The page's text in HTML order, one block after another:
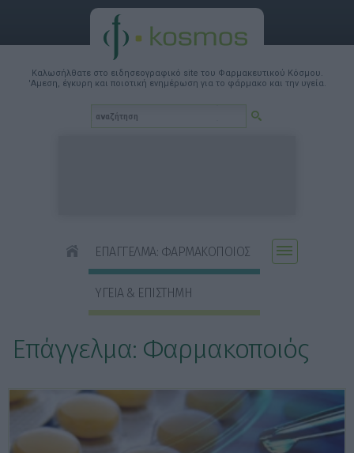
Καλωσήλθατε στο ειδησεογραφικό site του Φαρμακευτικού Κόσμου.
'Αμεση, έγκυρη και ποιοτική ενημέρωση για το φάρμακο και την υγεία.
ΕΠΑΓΓΕΛΜΑ: ΦΑΡΜΑΚΟΠΟΙΟΣ
ΥΓΕΙΑ & ΕΠΙΣΤΗΜΗ
Επάγγελμα: Φαρμακοποιός
ΕΠΙΛΟΓΕΣ ΕΜΦΑΝΙΣΗΣ ΑΡΘΡΩΝ: